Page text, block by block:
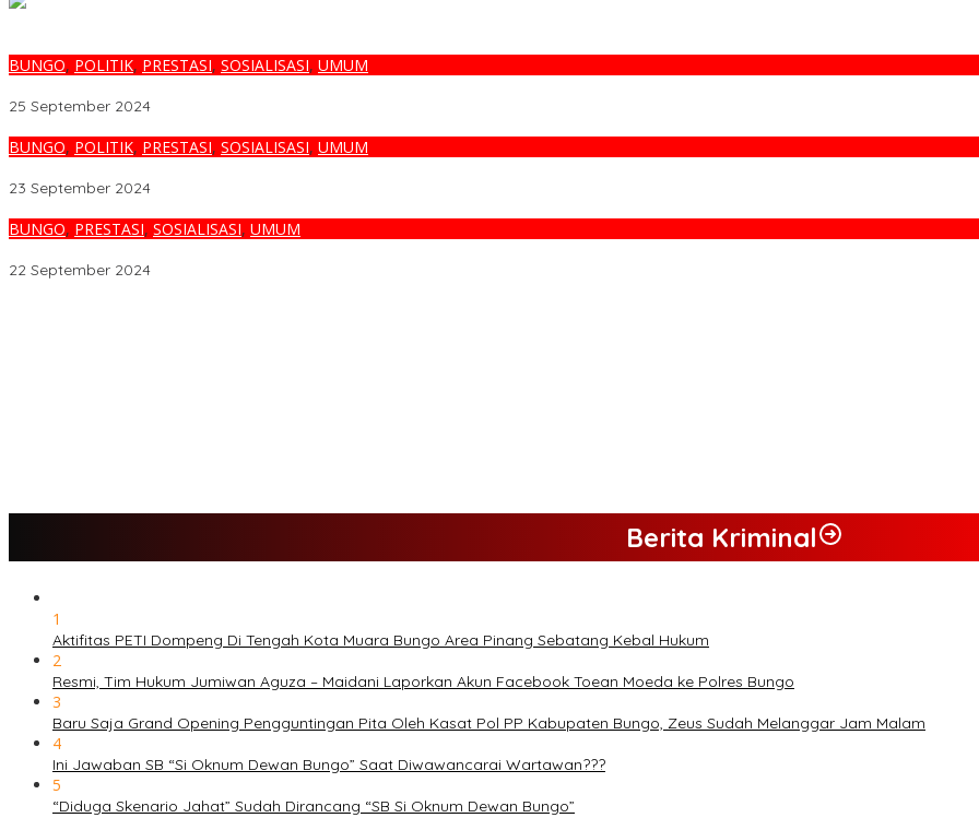
BUNGO, POLITIK, PRESTASI, SOSIALISASI, UMUM
25 September 2024
BUNGO, POLITIK, PRESTASI, SOSIALISASI, UMUM
23 September 2024
BUNGO, PRESTASI, SOSIALISASI, UMUM
22 September 2024
Berita Kriminal
1
Aktifitas PETI Dompeng Di Tengah Kota Muara Bungo Area Pinang Sebatang Kebal Hukum
2
Resmi, Tim Hukum Jumiwan Aguza – Maidani Laporkan Akun Facebook Toean Moeda ke Polres Bungo
3
Baru Saja Grand Opening Pengguntingan Pita Oleh Kasat Pol PP Kabupaten Bungo, Zeus Sudah Melanggar Jam Malam
4
Ini Jawaban SB “Si Oknum Dewan Bungo” Saat Diwawancarai Wartawan???
5
“Diduga Skenario Jahat” Sudah Dirancang “SB Si Oknum Dewan Bungo”